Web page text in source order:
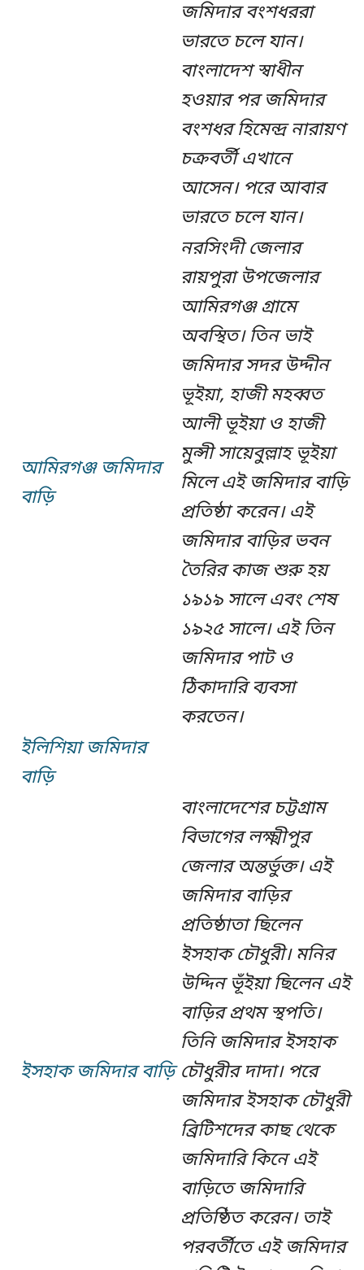
জমিদার বংশধররা
ভারতে চলে যান।
বাংলাদেশ স্বাধীন
হওয়ার পর জমিদার
বংশধর হিমেন্দ্র নারায়ণ
চক্রবর্তী এখানে
আসেন। পরে আবার
ভারতে চলে যান।
আমিরগঞ্জ জমিদার
বাড়ি
নরসিংদী জেলার
রায়পুরা উপজেলার
আমিরগঞ্জ গ্রামে
অবস্থিত। তিন ভাই
জমিদার সদর উদ্দীন
ভূইয়া, হাজী মহব্বত
আলী ভূইয়া ও হাজী
মুন্সী সায়েবুল্লাহ ভূইয়া
মিলে এই জমিদার বাড়ি
প্রতিষ্ঠা করেন। এই
জমিদার বাড়ির ভবন
তৈরির কাজ শুরু হয়
১৯১৯ সালে এবং শেষ
১৯২৫ সালে। এই তিন
জমিদার পাট ও
ঠিকাদারি ব্যবসা
করতেন।
ইলিশিয়া জমিদার
বাড়ি
ইসহাক জমিদার বাড়ি
বাংলাদেশের চট্টগ্রাম
বিভাগের লক্ষ্মীপুর
জেলার অন্তর্ভুক্ত। এই
জমিদার বাড়ির
প্রতিষ্ঠাতা ছিলেন
ইসহাক চৌধুরী। মনির
উদ্দিন ভূঁইয়া ছিলেন এই
বাড়ির প্রথম স্থপতি।
তিনি জমিদার ইসহাক
চৌধুরীর দাদা। পরে
জমিদার ইসহাক চৌধুরী
ব্রিটিশদের কাছ থেকে
জমিদারি কিনে এই
বাড়িতে জমিদারি
প্রতিষ্ঠিত করেন। তাই
পরবর্তীতে এই জমিদার